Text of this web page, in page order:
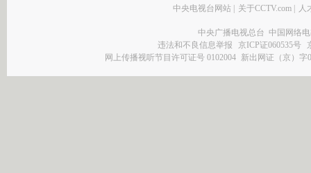
中央电视台网站 关于CCTV.com 人
中央广播电视总台 中国网络
违法和不良信息举报
京ICP证060535号
网上传播视听节目许可证号 0102004 新出网证（京）